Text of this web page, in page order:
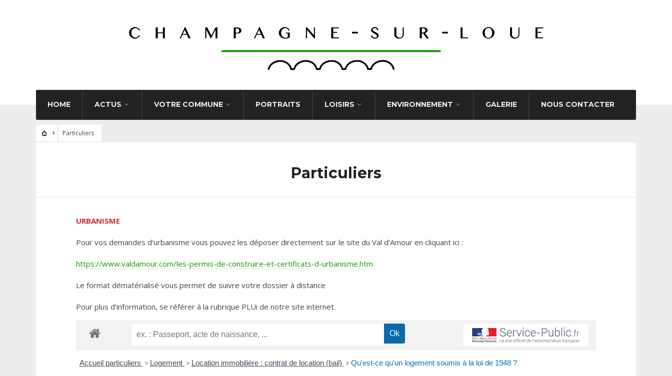
HOME ACTUS VOTRE COMMUNE PORTRAITS LOISIRS ENVIRONNEMENT GALERIE NOUS CONTACTER
Particuliers
Particuliers
URBANISME
Pour vos demandes d’urbanisme vous pouvez les déposer directement sur le site du Val d’Amour en cliquant ici :
https://www.valdamour.com/les-permis-de-construire-et-certificats-d-urbanisme.htm
Le format dématérialisé vous permet de suivre votre dossier à distance
Pour plus d’information, se référer à la rubrique PLUi de notre site internet.
Accueil particuliers > Logement > Location immobilière : contrat de location (bail) > Qu'est-ce qu'un logement soumis à la loi de 1948 ?